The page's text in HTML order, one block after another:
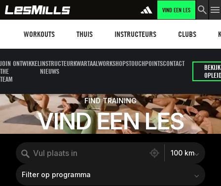
VIND EEN LES
WORKOUTS THUIS INSTRUCTEURS CLUBS
JOIN
THE
TEAM
ONTWIKKELINSTRUCTEUR
NIEUWS
KWARTAALWORKSHOPSTOUCHPOINTSCONTACT
FIND TRAINING
VIND EEN LES
100 km
Filter op programma